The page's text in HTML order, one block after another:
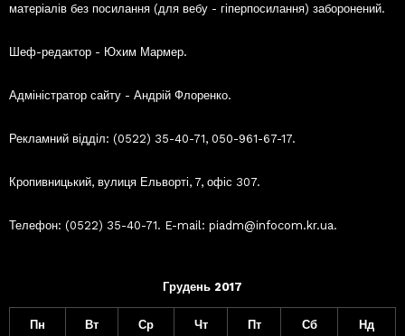
матеріалів без посилання (для вебу - гіперпосилання) заборонений.
Шеф-редактор - Юхим Мармер.
Адміністратор сайту - Андрій Флоренко.
Рекламний відділ: (0522) 35-40-71, 050-961-67-17.
Кропивницький, вулиця Ельворті, 7, офіс 307.
Телефон: (0522) 35-40-71. E-mail: piadm@infocom.kr.ua.
Грудень 2017
Пн Вт Ср Чт Пт Сб Нд